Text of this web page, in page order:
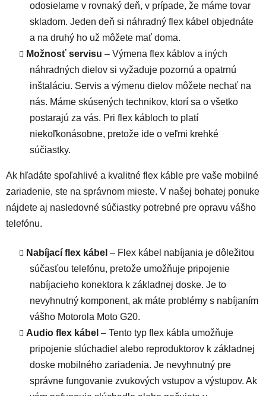
odosielame v rovnaký deň, v prípade, že máme tovar
skladom. Jeden deň si náhradný flex kábel objednáte
a na druhý ho už môžete mať doma.
Možnosť servisu – Výmena flex káblov a iných
náhradných dielov si vyžaduje pozornú a opatrnú
inštaláciu. Servis a výmenu dielov môžete nechať na
nás. Máme skúsených technikov, ktorí sa o všetko
postarajú za vás. Pri flex kábloch to platí
niekoľkonásobne, pretože ide o veľmi krehké
súčiastky.
Ak hľadáte spoľahlivé a kvalitné flex káble pre vaše mobilné
zariadenie, ste na správnom mieste. V našej bohatej ponuke
nájdete aj nasledovné súčiastky potrebné pre opravu vášho
telefónu.
Nabíjací flex kábel – Flex kábel nabíjania je dôležitou
súčasťou telefónu, pretože umožňuje pripojenie
nabíjacieho konektora k základnej doske. Je to
nevyhnutný komponent, ak máte problémy s nabíjaním
vášho Motorola Moto G20.
Audio flex kábel – Tento typ flex kábla umožňuje
pripojenie slúchadiel alebo reproduktorov k základnej
doske mobilného zariadenia. Je nevyhnutný pre
správne fungovanie zvukových vstupov a výstupov. Ak